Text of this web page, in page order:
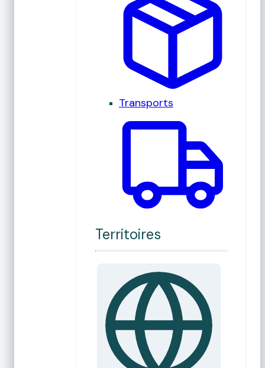
Transports
Territoires